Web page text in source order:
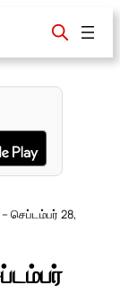
செப்டம்பர் 28,